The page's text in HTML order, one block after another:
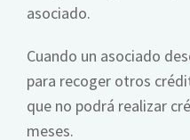
asociado.
Cuando un asociado
para recoger otros
que no podrá realizar
meses.